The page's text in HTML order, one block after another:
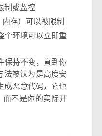
制或监控
内存）可以被限制
个环境可以立即重
保持不变，直到你
法被认为是高度安
成恶意代码，它也
而不是你的实际开